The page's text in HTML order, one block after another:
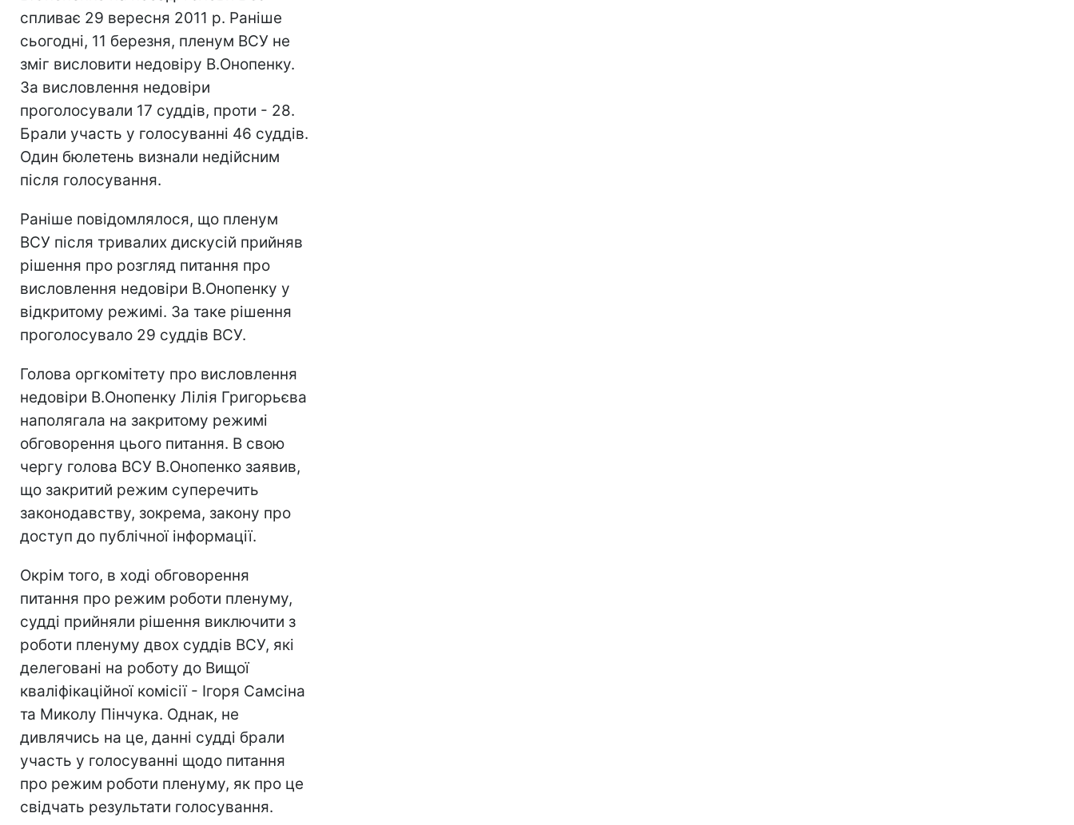
спливає 29 вересня 2011 р. Раніше
сьогодні, 11 березня, пленум ВСУ не
зміг висловити недовіру В.Онопенку.
За висловлення недовіри
проголосували 17 суддів, проти - 28.
Брали участь у голосуванні 46 суддів.
Один бюлетень визнали недійсним
після голосування.
Раніше повідомлялося, що пленум
ВСУ після тривалих дискусій прийняв
рішення про розгляд питання про
висловлення недовіри В.Онопенку у
відкритому режимі. За таке рішення
проголосувало 29 суддів ВСУ.
Голова оргкомітету про висловлення
недовіри В.Онопенку Лілія Григорьєва
наполягала на закритому режимі
обговорення цього питання. В свою
чергу голова ВСУ В.Онопенко заявив,
що закритий режим суперечить
законодавству, зокрема, закону про
доступ до публічної інформації.
Окрім того, в ході обговорення
питання про режим роботи пленуму,
судді прийняли рішення виключити з
роботи пленуму двох суддів ВСУ, які
делеговані на роботу до Вищої
кваліфікаційної комісії - Ігоря Самсіна
та Миколу Пінчука. Однак, не
дивлячись на це, данні судді брали
участь у голосуванні щодо питання
про режим роботи пленуму, як про це
свідчать результати голосування.